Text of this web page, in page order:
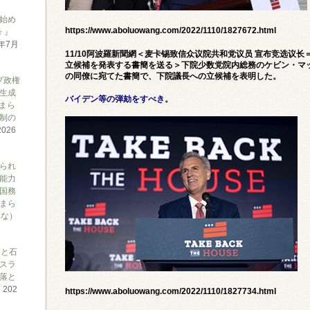
https://www.aboluowang.com/2022/1110/1827672.html
11/10阿波羅新聞網＜麦卡锡致信众议院共和党议员 宣布竞选议长
立候補を発表する書簡を送る＞下院少数党院内総務のケビン・
の同僚に宛てた書簡で、下院議長への立候補を表明した。
バイデン等の弾劾をすべき。
https://www.aboluowang.com/2022/1110/1827734.html
め
7月
政権
成
ら
の
れ
力
務
ら
）
石
ラ
と
202